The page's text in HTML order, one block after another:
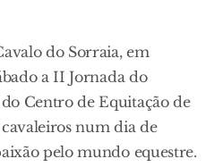
do Sorraia, em
a II Jornada do
Centro de Equitação de
num dia de
pelo mundo equestre.